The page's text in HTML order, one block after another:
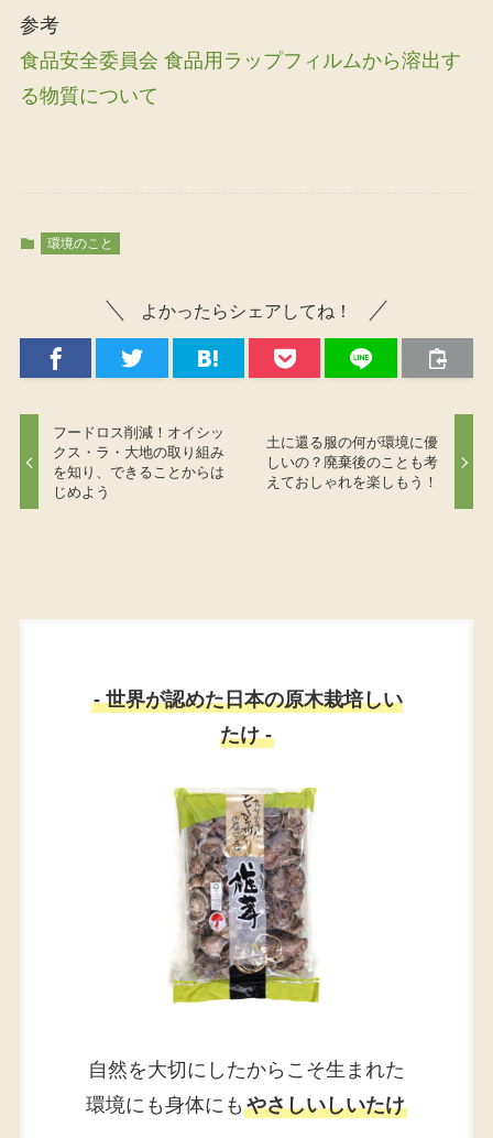
参考
食品安全委員会 食品用ラップフィルムから溶出す
る物質について
環境のこと
よかったらシェアしてね！
フードロス削減！オイシッ
クス・ラ・大地の取り組み
を知り、できることからは
じめよう
土に還る服の何が環境に優
しいの？廃棄後のことも考
えておしゃれを楽しもう！
- 世界が認めた日本の原木栽培しい
たけ -
自然を大切にしたからこそ生まれた
環境にも身体にも やさしいしいたけ